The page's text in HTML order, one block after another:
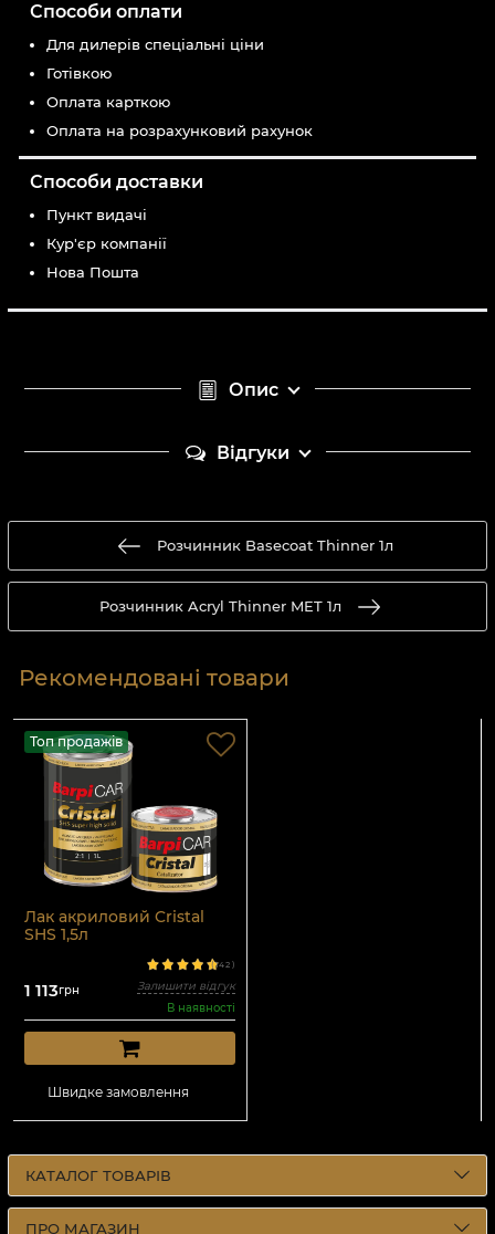
Способи оплати
Для дилерів спеціальні ціни
Готівкою
Оплата карткою
Оплата на розрахунковий рахунок
Способи доставки
Пункт видачі
Кур'єр компанії
Нова Пошта
Опис
Відгуки
Розчинник Basecoat Thinner 1л
Розчинник Acryl Thinner MET 1л
Рекомендовані товари
Топ продажів
Лак акриловий Cristal
SHS 1,5л
1 113грн
(142 )
Залишити відгук
В наявності
Швидке замовлення
КАТАЛОГ ТОВАРІВ
ПРО МАГАЗИН